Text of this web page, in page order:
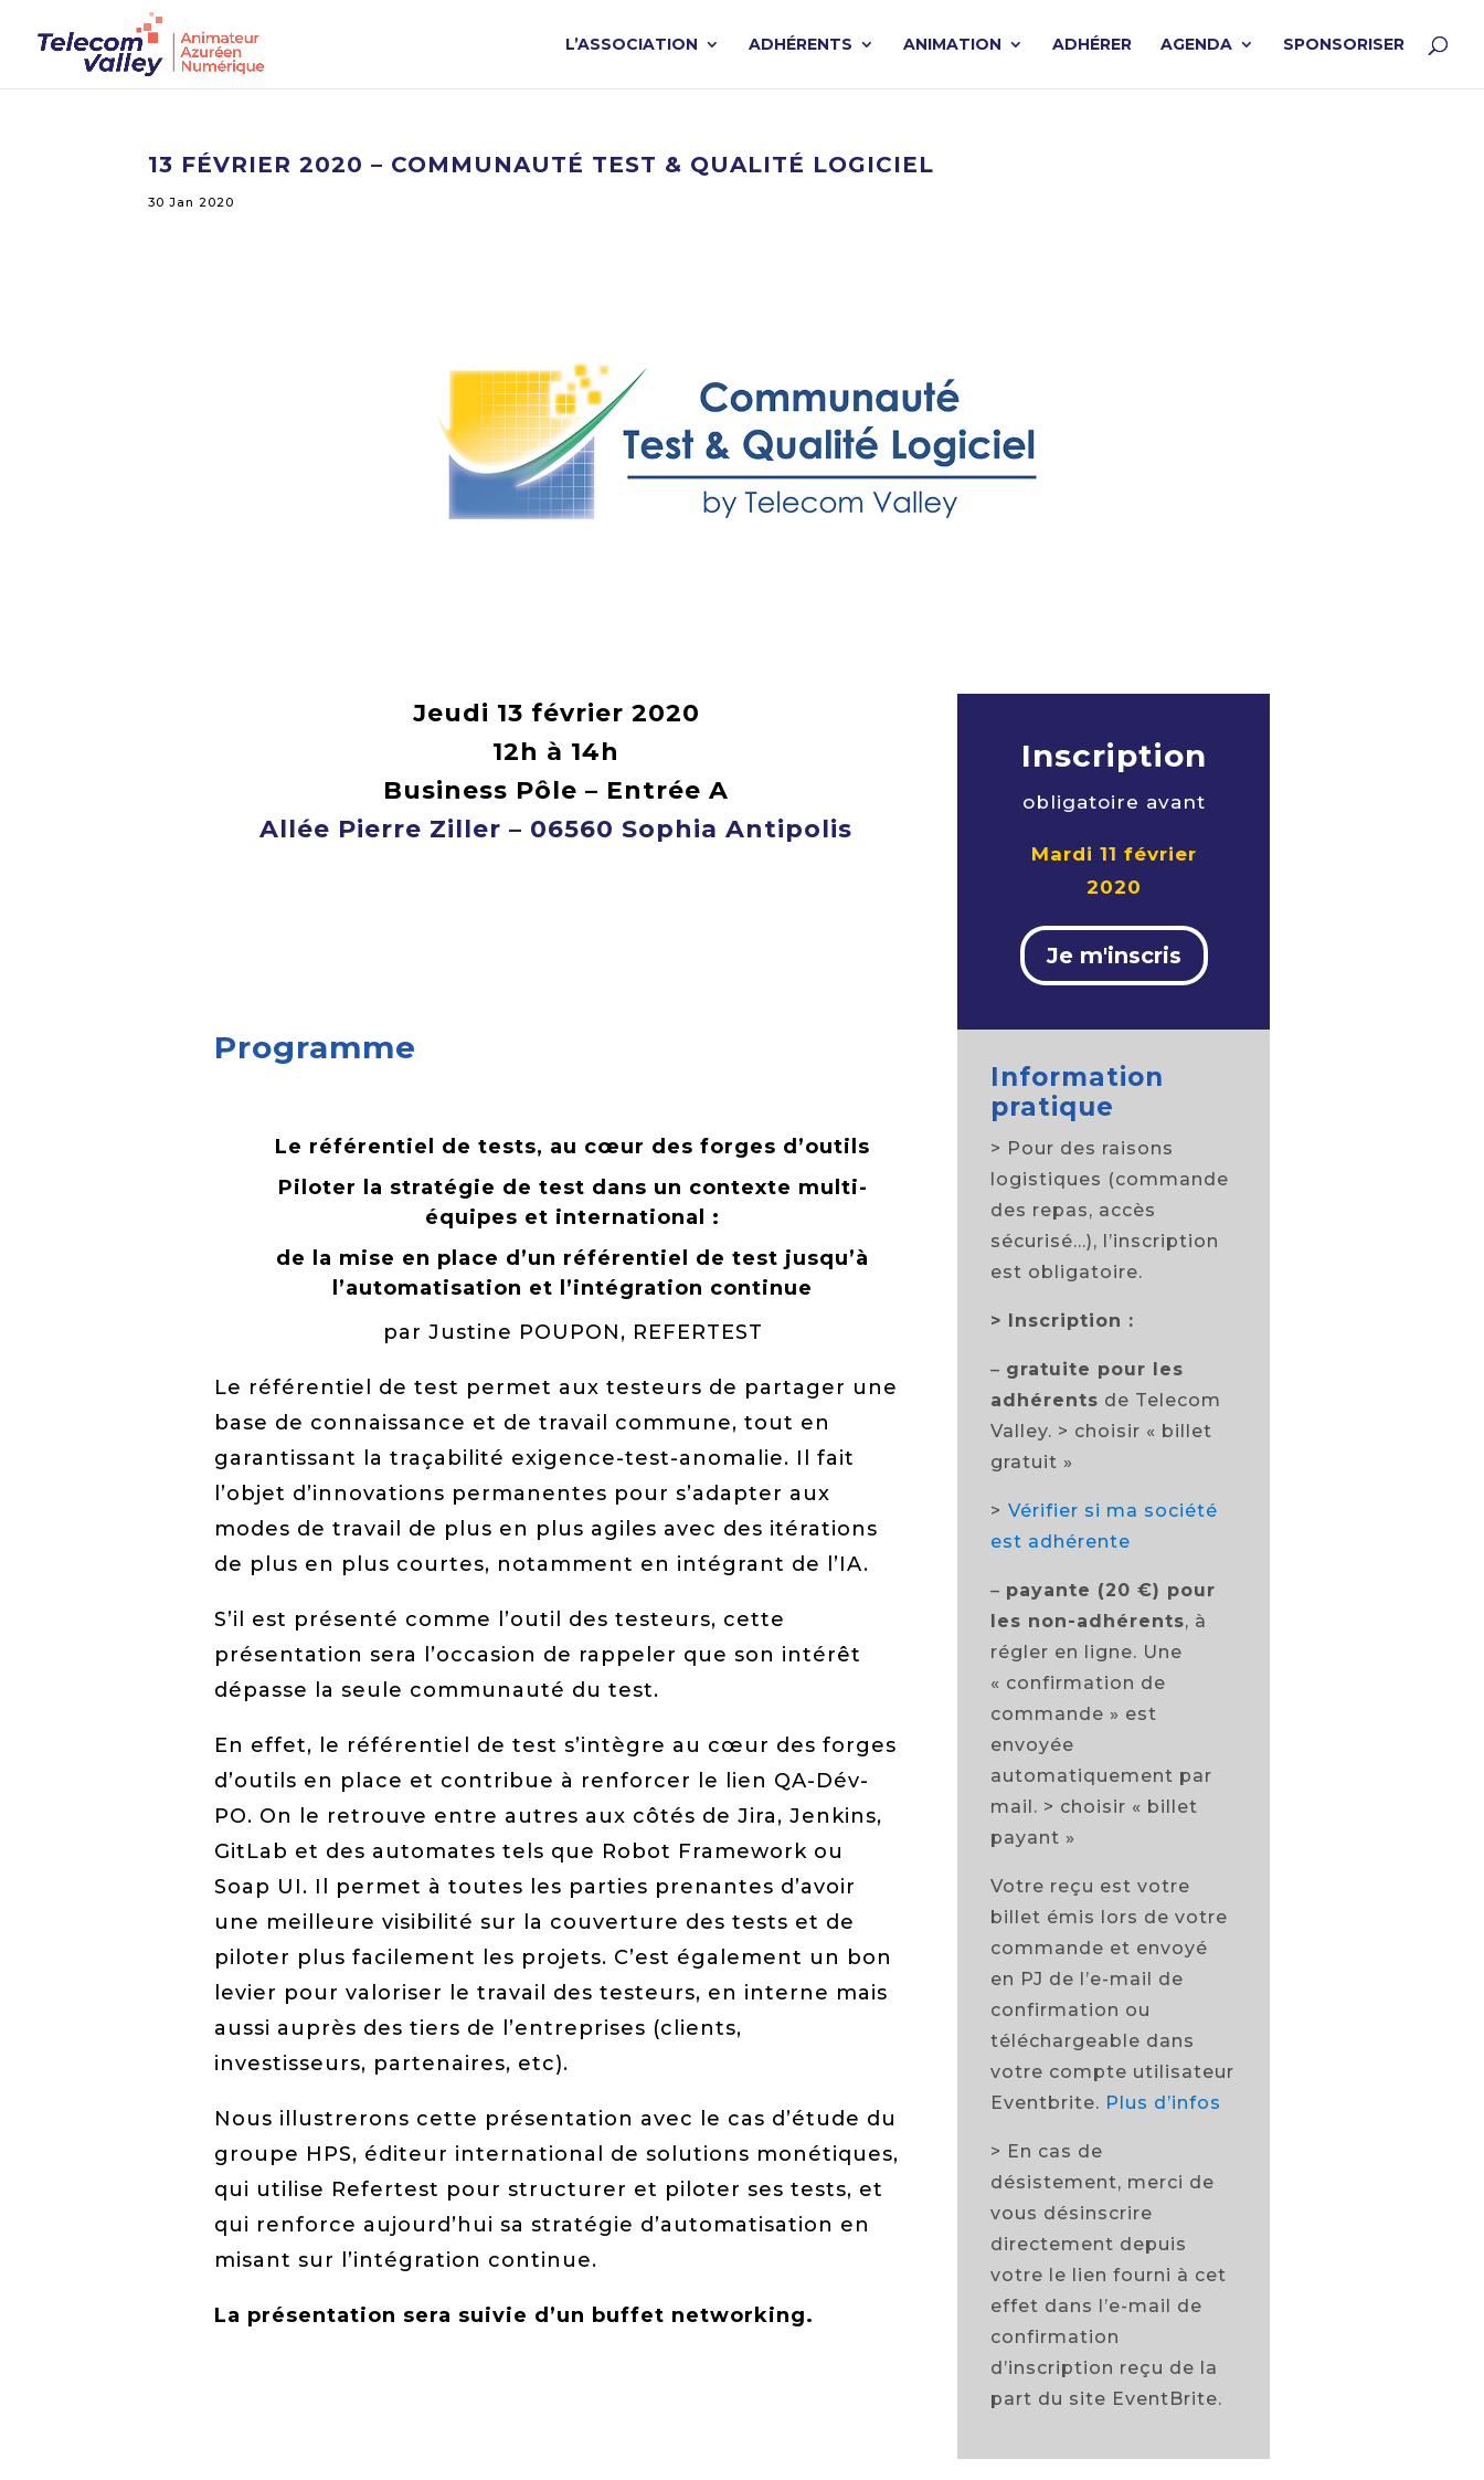
L’ASSOCIATION ADHÉRENTS ANIMATION ADHÉRER AGENDA SPONSORISER
13 FÉVRIER 2020 – COMMUNAUTÉ TEST & QUALITÉ LOGICIEL
30 Jan 2020
Jeudi 13 février 2020
12h à 14h
Business Pôle – Entrée A
Allée Pierre Ziller – 06560 Sophia Antipolis
Inscription
obligatoire avant
Mardi 11 février
2020
Je m'inscris
Programme
Le référentiel de tests, au cœur des forges d’outils
Piloter la stratégie de test dans un contexte multi-
équipes et international :
de la mise en place d’un référentiel de test jusqu’à
l’automatisation et l’intégration continue
par Justine POUPON, REFERTEST
Le référentiel de test permet aux testeurs de partager une
base de connaissance et de travail commune, tout en
garantissant la traçabilité exigence-test-anomalie. Il fait
l’objet d’innovations permanentes pour s’adapter aux
modes de travail de plus en plus agiles avec des itérations
de plus en plus courtes, notamment en intégrant de l’IA.
S’il est présenté comme l’outil des testeurs, cette
présentation sera l’occasion de rappeler que son intérêt
dépasse la seule communauté du test.
En effet, le référentiel de test s’intègre au cœur des forges
d’outils en place et contribue à renforcer le lien QA-Dév-
PO. On le retrouve entre autres aux côtés de Jira, Jenkins,
GitLab et des automates tels que Robot Framework ou
Soap UI. Il permet à toutes les parties prenantes d’avoir
une meilleure visibilité sur la couverture des tests et de
piloter plus facilement les projets. C’est également un bon
levier pour valoriser le travail des testeurs, en interne mais
aussi auprès des tiers de l’entreprises (clients,
investisseurs, partenaires, etc).
Nous illustrerons cette présentation avec le cas d’étude du
groupe HPS, éditeur international de solutions monétiques,
qui utilise Refertest pour structurer et piloter ses tests, et
qui renforce aujourd’hui sa stratégie d’automatisation en
misant sur l’intégration continue.
La présentation sera suivie d’un buffet networking.
Information
pratique
> Pour des raisons
logistiques (commande
des repas, accès
sécurisé…), l’inscription
est obligatoire.
> Inscription :
– gratuite pour les
adhérents de Telecom
Valley. > choisir « billet
gratuit »
> Vérifier si ma société
est adhérente
– payante (20 €) pour
les non-adhérents, à
régler en ligne. Une
« confirmation de
commande » est
envoyée
automatiquement par
mail. > choisir « billet
payant »
Votre reçu est votre
billet émis lors de votre
commande et envoyé
en PJ de l’e-mail de
confirmation ou
téléchargeable dans
votre compte utilisateur
Eventbrite. Plus d’infos
> En cas de
désistement, merci de
vous désinscrire
directement depuis
votre le lien fourni à cet
effet dans l’e-mail de
confirmation
d’inscription reçu de la
part du site EventBrite.